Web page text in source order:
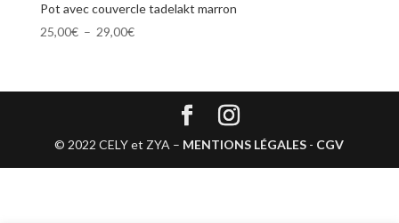
Pot avec couvercle tadelakt marron
25,00€ – 29,00€Plage
25,00€
© 2022 CELY et ZYA – MENTIONS LÉGALES - CGV